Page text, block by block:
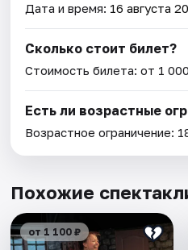
Дата и время: 16 августа
Сколько стоит билет?
Стоимость билета: от 1
Есть ли возрастные
Возрастное ограничение:
Похожие
от 1 100 ₽